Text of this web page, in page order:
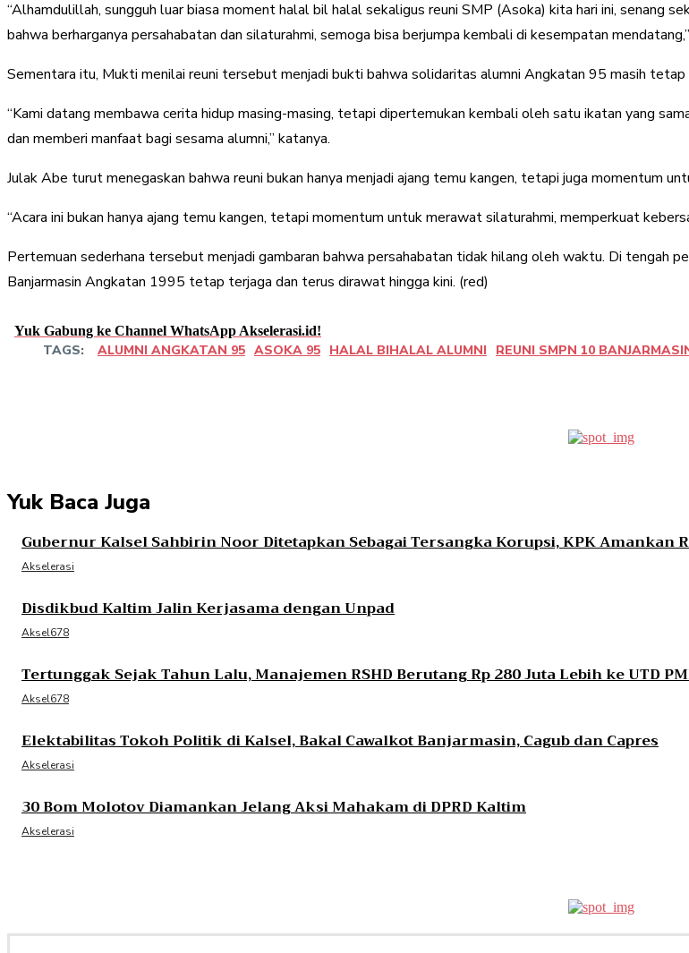
“Alhamdulillah, sungguh luar biasa moment halal bil halal sekaligus reuni SMP (Asoka) kita hari ini, senang
bahwa berharganya persahabatan dan silaturahmi, semoga bisa berjumpa kembali di kesempatan
Sementara itu, Mukti menilai reuni tersebut menjadi bukti bahwa solidaritas alumni Angkatan 95 masih tetap
“Kami datang membawa cerita hidup masing-masing, tetapi dipertemukan kembali oleh satu ikatan yang
dan memberi manfaat bagi sesama alumni,” katanya.
Julak Abe turut menegaskan bahwa reuni bukan hanya menjadi ajang temu kangen, tetapi juga momentum
“Acara ini bukan hanya ajang temu kangen, tetapi momentum untuk merawat silaturahmi, memperkuat
Pertemuan sederhana tersebut menjadi gambaran bahwa persahabatan tidak hilang oleh waktu. Di tengah
Banjarmasin Angkatan 1995 tetap terjaga dan terus dirawat hingga kini. (red)
Yuk Gabung ke Channel WhatsApp Akselerasi.id!
TAGS: ALUMNI ANGKATAN 95 ASOKA 95 HALAL BIHALAL ALUMNI REUNI SMPN 10
Yuk Baca Juga
Gubernur Kalsel Sahbirin Noor Ditetapkan Sebagai Tersangka Korupsi, KPK Amankan
Akselerasi
Disdikbud Kaltim Jalin Kerjasama dengan Unpad
Aksel678
Tertunggak Sejak Tahun Lalu, Manajemen RSHD Berutang Rp 280 Juta Lebih ke UTD
Aksel678
Elektabilitas Tokoh Politik di Kalsel, Bakal Cawalkot Banjarmasin, Cagub dan Capres
Akselerasi
30 Bom Molotov Diamankan Jelang Aksi Mahakam di DPRD Kaltim
Akselerasi